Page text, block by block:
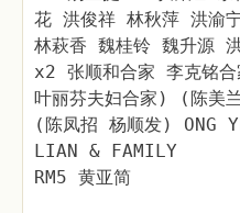
花 洪俊祥 林秋萍 洪渝
林萩香 魏桂铃 魏升源
x2 张顺和合家 李克铭
叶丽芬夫妇合家) (陈美
(陈凤招 杨顺发) ONG
LIAN & FAMILY
RM5 黄亚简